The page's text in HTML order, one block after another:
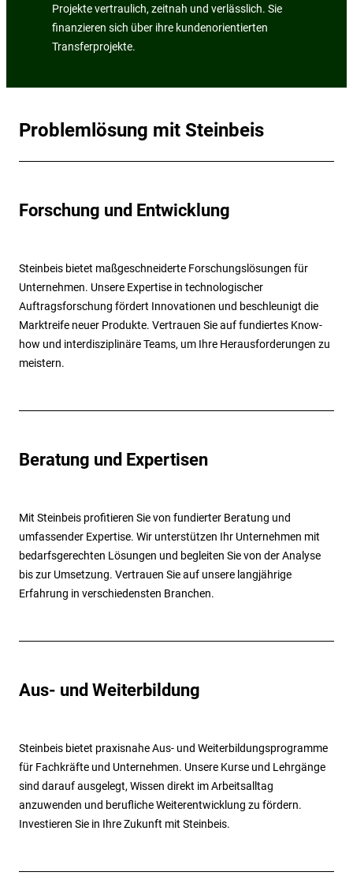
Projekte vertraulich, zeitnah und verlässlich. Sie
finanzieren sich über ihre kundenorientierten
Transferprojekte.
Problemlösung mit Steinbeis
Forschung und Entwicklung
Steinbeis bietet maßgeschneiderte Forschungslösungen für
Unternehmen. Unsere Expertise in technologischer
Auftragsforschung fördert Innovationen und beschleunigt die
Marktreife neuer Produkte. Vertrauen Sie auf fundiertes Know-
how und interdisziplinäre Teams, um Ihre Herausforderungen zu
meistern.
Beratung und Expertisen
Mit Steinbeis profitieren Sie von fundierter Beratung und
umfassender Expertise. Wir unterstützen Ihr Unternehmen mit
bedarfsgerechten Lösungen und begleiten Sie von der Analyse
bis zur Umsetzung. Vertrauen Sie auf unsere langjährige
Erfahrung in verschiedensten Branchen.
Aus- und Weiterbildung
Steinbeis bietet praxisnahe Aus- und Weiterbildungsprogramme
für Fachkräfte und Unternehmen. Unsere Kurse und Lehrgänge
sind darauf ausgelegt, Wissen direkt im Arbeitsalltag
anzuwenden und berufliche Weiterentwicklung zu fördern.
Investieren Sie in Ihre Zukunft mit Steinbeis.